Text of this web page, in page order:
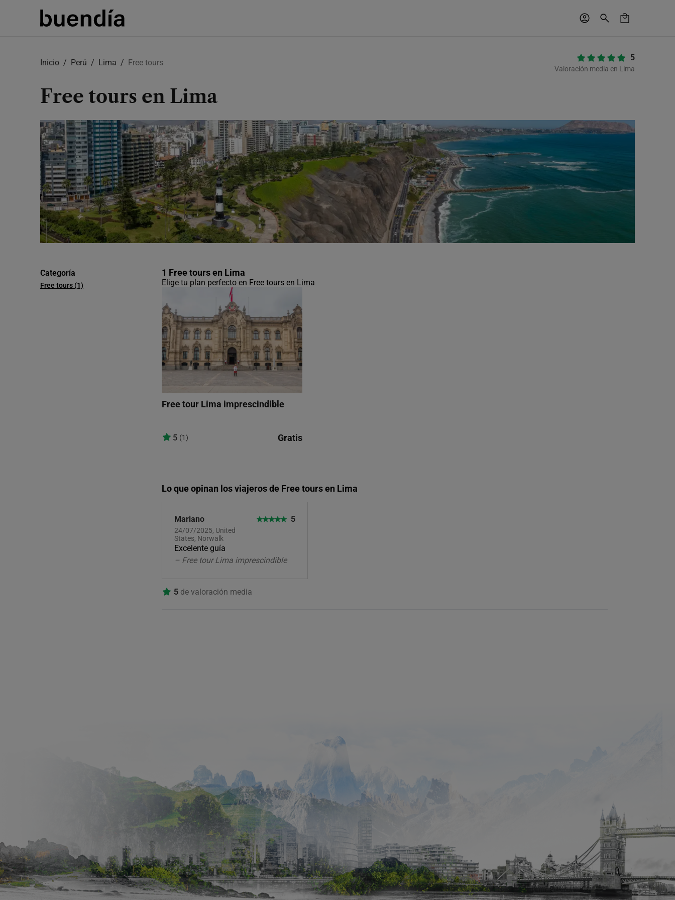
Inicio Perú Lima Free tours
Free tours en Lima
5
Valoración media en Lima
Categoría
Free tours (1)
1 Free tours en Lima
Elige tu plan perfecto en Free tours en Lima
Free tour Lima imprescindible
5 (1) Gratis
Lo que opinan los viajeros de Free tours en Lima
Mariano
24/07/2025, United
States, Norwalk
5
Excelente guía
– Free tour Lima imprescindible
5 de valoración media